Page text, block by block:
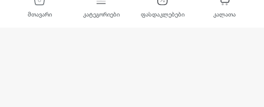
მთავარი კატეგორიები ფასდაკლებები კალათა